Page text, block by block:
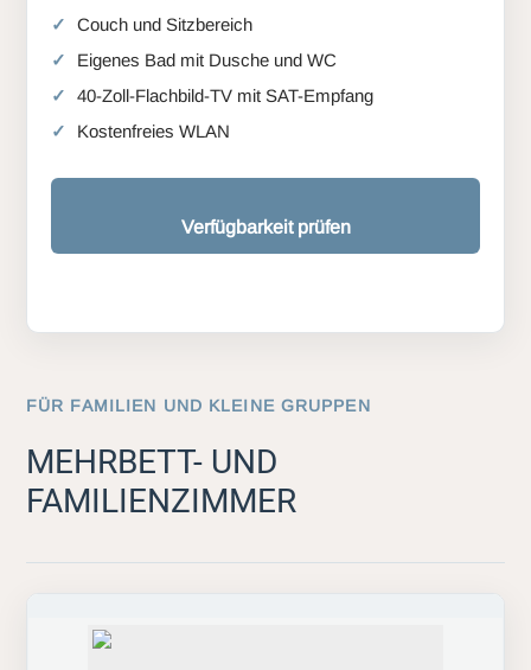
Couch und Sitzbereich
Eigenes Bad mit Dusche und WC
40-Zoll-Flachbild-TV mit SAT-Empfang
Kostenfreies WLAN
Verfügbarkeit prüfen
FÜR FAMILIEN UND KLEINE GRUPPEN
MEHRBETT- UND
FAMILIENZIMMER